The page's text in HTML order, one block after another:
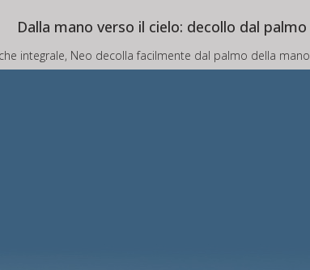
Dalla mano verso il cielo: decollo dal palmo
integrale, Neo decolla facilmente dal palmo della mano